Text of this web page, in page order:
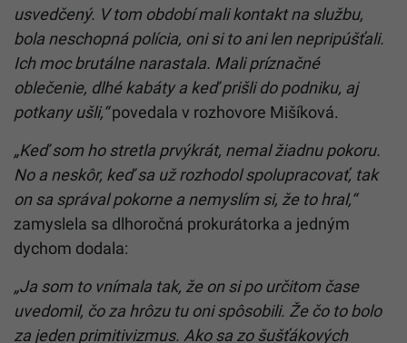
usvedčený. V tom období mali kontakt na službu,
bola neschopná polícia, oni si to ani len nepripúšťali.
Ich moc brutálne narastala. Mali príznačné
oblečenie, dlhé kabáty a keď prišli do podniku, aj
potkany ušli,“povedala v rozhovore Mišíková.
„Keď som ho stretla prvýkrát, nemal žiadnu pokoru.
No a neskôr, keď sa už rozhodol spolupracovať, tak
on sa správal pokorne a nemyslím si, že to hral,“
zamyslela sa dlhoročná prokurátorka a jedným
dychom dodala:
„Ja som to vnímala tak, že on si po určitom čase
uvedomil, čo za hrôzu tu oni spôsobili. Že čo to bolo
za jeden primitivizmus. Ako sa zo šušťákových